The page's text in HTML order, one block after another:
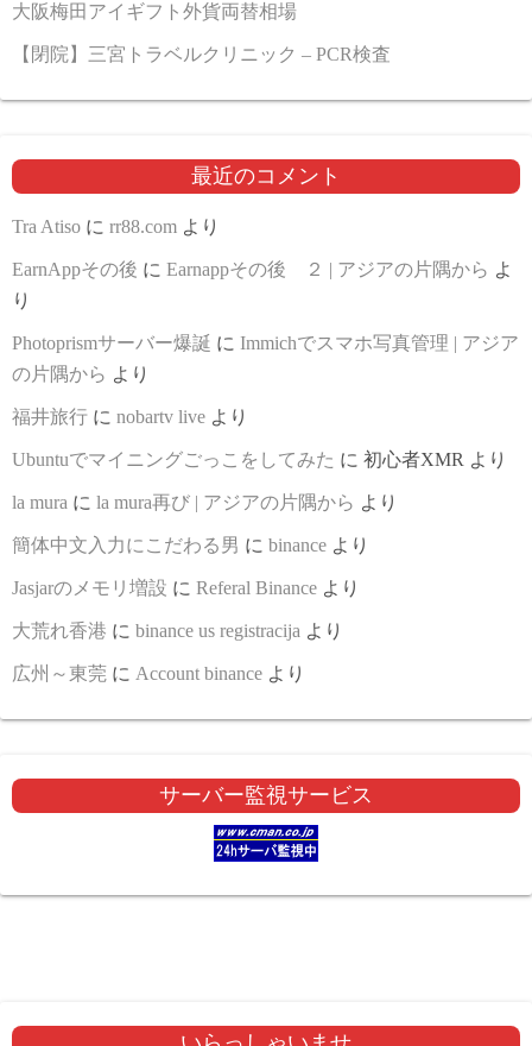
大阪梅田アイギフト外貨両替相場
【閉院】三宮トラベルクリニック – PCR検査
最近のコメント
Tra Atiso に rr88.com より
EarnAppその後 に Earnappその後 ２ | アジアの片隅から よ
り
Photoprismサーバー爆誕 に Immichでスマホ写真管理 | アジア
の片隅から より
福井旅行 に nobartv live より
Ubuntuでマイニングごっこをしてみた に 初心者XMR より
la mura に la mura再び | アジアの片隅から より
簡体中文入力にこだわる男 に binance より
Jasjarのメモリ増設 に Referal Binance より
大荒れ香港 に binance us registracija より
広州～東莞 に Account binance より
サーバー監視サービス